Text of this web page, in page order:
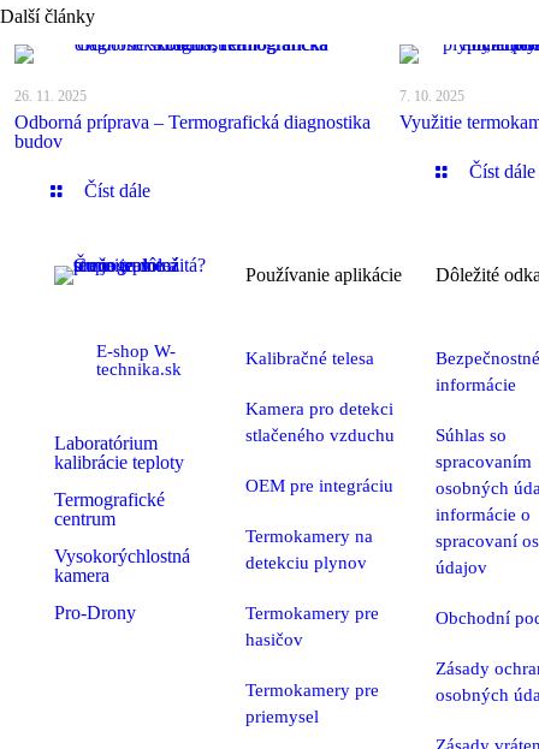
Další články
26. 11. 2025
Odborná príprava – Termografická diagnostika
budov
Číst dále
7. 10. 2025
Využitie
Číst dále
E-shop W-
technika.sk
Laboratórium
kalibrácie teploty
Termografické
centrum
Vysokorýchlostná
kamera
Pro-Drony
Používanie aplikácie
Kalibračné telesa
Kamera pro detekci
stlačeného vzduchu
OEM pre integráciu
Termokamery na
detekciu plynov
Termokamery pre
hasičov
Termokamery pre
priemysel
Dôležité
Bezpečnostné
informácie
Súhlas so
spracovaním
osobných
informácie o
spracovaní
údajov
Obchodní
Zásady
osobných